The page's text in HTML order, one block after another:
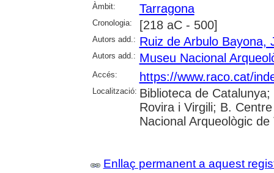
Àmbit: Tarragona
Cronologia: [218 aC - 500]
Autors add.: Ruiz de Arbulo Bayona,
Autors add.: Museu Nacional
Accés: https://www.raco.cat/
Localització: Biblioteca de
Rovira i Virgili; B.
Nacional Arqueològic
Enllaç permanent a aquest